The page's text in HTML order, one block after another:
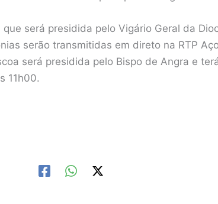
será presidida pelo Vigário Geral da
serão transmitidas em direto na RTP
será presidida pelo Bispo de Angra e
11h00.